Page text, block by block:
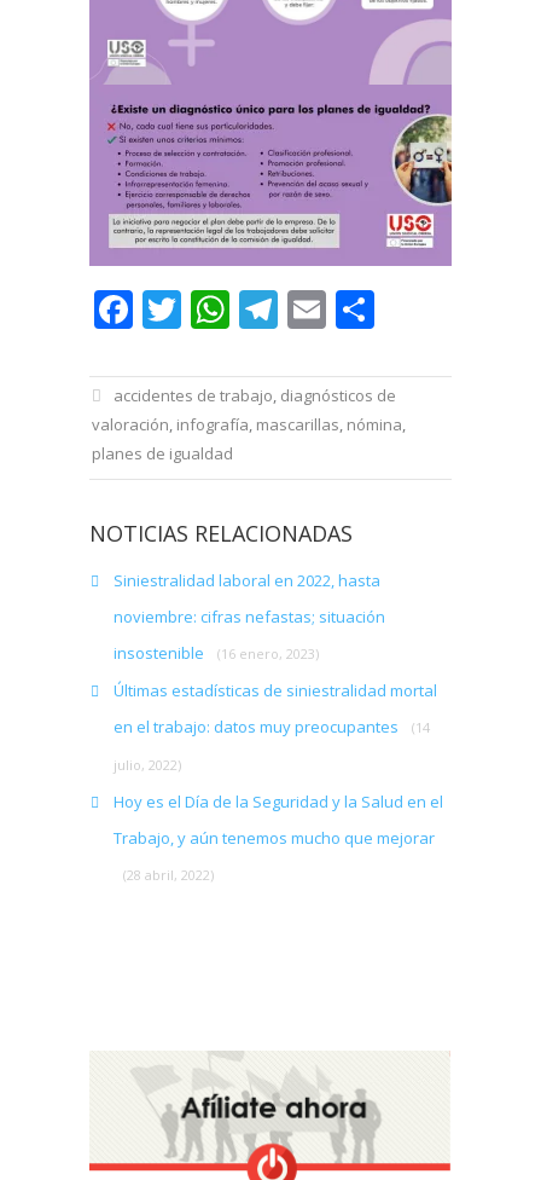
Facebook
Twitter
WhatsApp
Telegram
Email
accidentes de trabajo, diagnósticos de
valoración, infografía, mascarillas, nómina,
planes de igualdad
NOTICIAS RELACIONADAS
Siniestralidad laboral en 2022, hasta
noviembre: cifras nefastas; situación
insostenible
(16 enero, 2023)
Últimas estadísticas de siniestralidad mortal
en el trabajo: datos muy preocupantes
(14
julio, 2022)
Hoy es el Día de la Seguridad y la Salud en el
Trabajo, y aún tenemos mucho que mejorar
(28 abril, 2022)